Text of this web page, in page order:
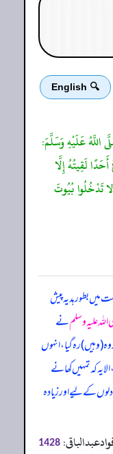
🔍 English
اللَّهُ عَلَيْهِ وَسَلَّمَ:
لَقِيتُهُ إِلَّا
تَدْخُلُوا بُيُوتَ
بطور ہدیہ پیش
علیہ وسلمنے
(وہیں) رہ گیا، انہوں
یہ کہ تمہیں کھانے
کے لیے اور زیادہ
1428